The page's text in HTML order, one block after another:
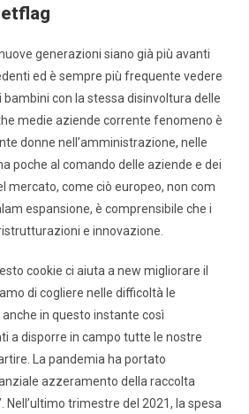
generazioni siano già più avanti
ed è sempre più frequente vedere
bambini con la stessa disinvoltura delle
medie aziende corrente fenomeno è
donne nell’amministrazione, nelle
poche al comando delle aziende e dei
mercato, come ciò europeo, non com
espansione, è comprensibile che i
e innovazione.
cookie ci aiuta a new migliorare il
di cogliere nelle difficoltà le
in questo instante così
a disporre in campo tutte le nostre
La pandemia ha portato
azzeramento della raccolta
Nell’ultimo trimestre del 2021, la spesa